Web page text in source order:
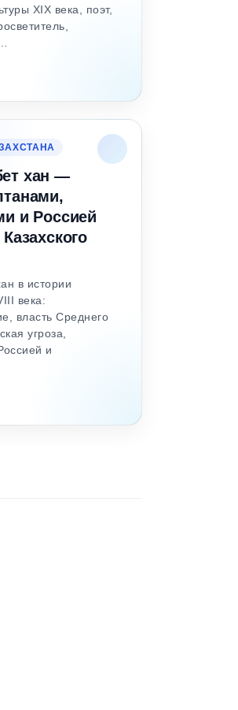
XIX века, поэт,
хан —
и Россией
в истории
века:
власть Среднего
угроза,
и